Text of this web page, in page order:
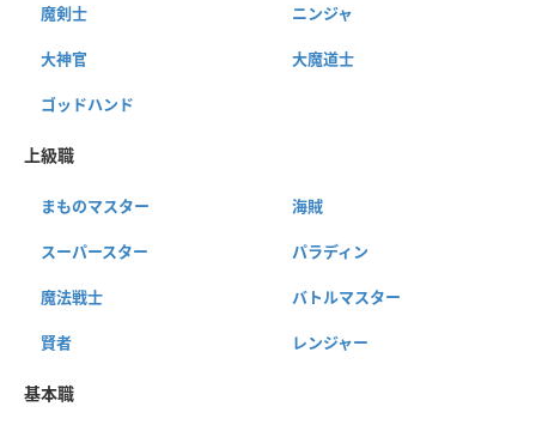
魔剣士 ニンジャ
大神官 大魔道士
ゴッドハンド
上級職
まものマスター 海賊
スーパースター パラディン
魔法戦士 バトルマスター
賢者 レンジャー
基本職